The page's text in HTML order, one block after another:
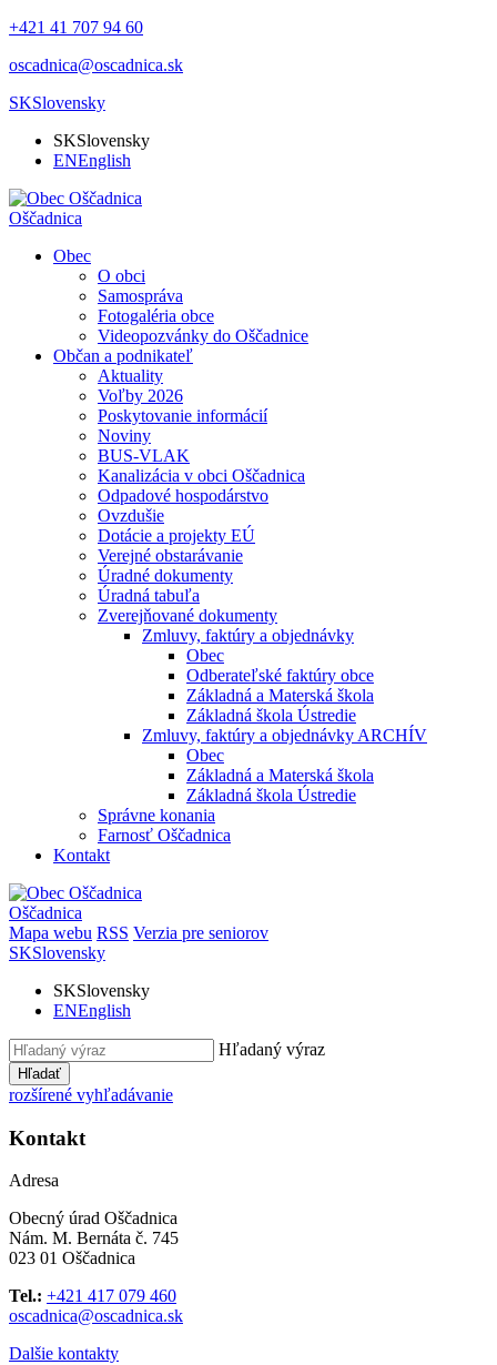
+421 41 707 94 60
oscadnica@oscadnica.sk
SKSlovensky
SKSlovensky
ENEnglish
Oščadnica
Obec
O obci
Samospráva
Fotogaléria obce
Videopozvánky do Oščadnice
Občan a podnikateľ
Aktuality
Voľby 2026
Poskytovanie informácií
Noviny
BUS-VLAK
Kanalizácia v obci Oščadnica
Odpadové hospodárstvo
Ovzdušie
Dotácie a projekty EÚ
Verejné obstarávanie
Úradné dokumenty
Úradná tabuľa
Zverejňované dokumenty
Zmluvy, faktúry a objednávky
Obec
Odberateľské faktúry obce
Základná a Materská škola
Základná škola Ústredie
Zmluvy, faktúry a objednávky ARCHÍV
Obec
Základná a Materská škola
Základná škola Ústredie
Správne konania
Farnosť Oščadnica
Kontakt
Oščadnica
Mapa webu RSS Verzia pre seniorov
SKSlovensky
SKSlovensky
ENEnglish
Hľadaný výraz
Hľadať
rozšírené vyhľadávanie
Kontakt
Adresa
Obecný úrad Oščadnica
Nám. M. Bernáta č. 745
023 01 Oščadnica
Tel.: +421 417 079 460
oscadnica@oscadnica.sk
Dalšie kontakty